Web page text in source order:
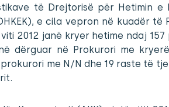
të Drejtorisë për Hetimin e
e cila vepron në kuadër të
2012 janë kryer hetime ndaj 157
dërguar në Prokurori me
me N/N dhe 19 raste të